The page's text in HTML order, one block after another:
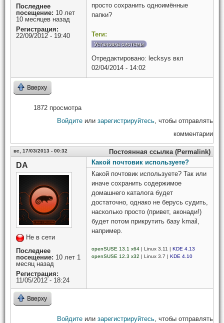
Последнее
посещение: 10 лет
10 месяцев назад
Регистрация:
22/09/2012 - 19:40
просто сохранить одноимённые
папки?
Теги:
Установка системы
Отредактировано: lecksys вкл
02/04/2014 - 14:02
Вверху
1872 просмотра
Войдите или зарегистрируйтесь , чтобы отправлять
комментарии
вс, 17/03/2013 - 00:32 Постоянная ссылка (Permalink)
DA
Не в сети
Последнее
посещение: 10 лет 1
месяц назад
Регистрация:
11/05/2012 - 18:24
Какой почтовик используете?
Какой почтовик используете? Так или
иначе сохранить содержимое
домашнего каталога будет
достаточно, однако не берусь судить,
насколько просто (привет, аконади!)
будет потом прикрутить базу kmail,
например.
openSUSE 13.1 x64 | Linux 3.11 | KDE 4.13
openSUSE 12.3 x32 | Linux 3.7 | KDE 4.10
Вверху
Войдите или зарегистрируйтесь , чтобы отправлять